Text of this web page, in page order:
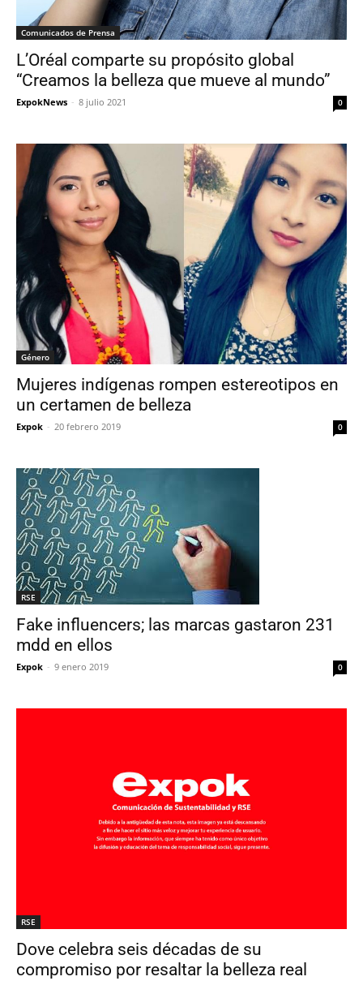
Comunicados de Prensa
L’Oréal comparte su propósito global
“Creamos la belleza que mueve al mundo”
ExpokNews - 8 julio 2021 0
Género
Mujeres indígenas rompen estereotipos en
un certamen de belleza
Expok - 20 febrero 2019 0
RSE
Fake influencers; las marcas gastaron 231
mdd en ellos
Expok - 9 enero 2019 0
RSE
Dove celebra seis décadas de su
compromiso por resaltar la belleza real